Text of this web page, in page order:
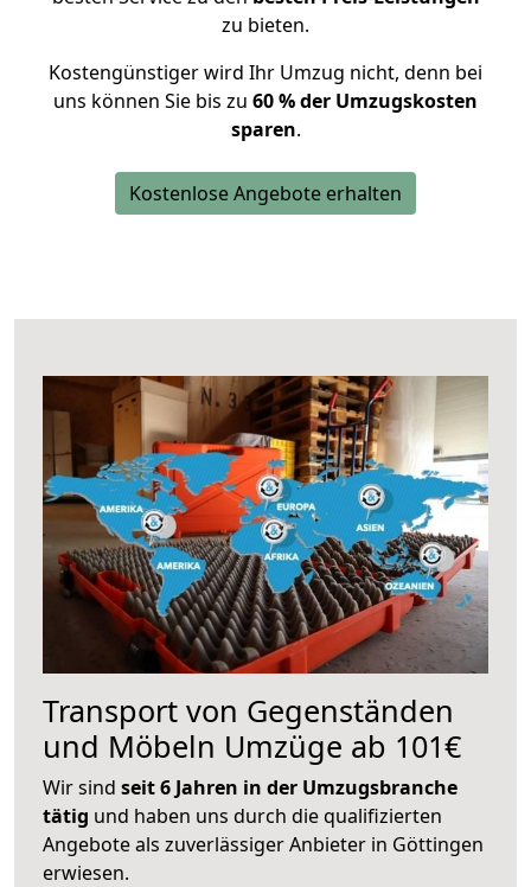
zu bieten.
Kostengünstiger wird Ihr Umzug nicht, denn bei
uns können Sie bis zu 60 % der Umzugskosten
sparen.
Kostenlose Angebote erhalten
Transport von Gegenständen
und Möbeln Umzüge ab 101€
Wir sind seit 6 Jahren in der Umzugsbranche
tätig und haben uns durch die qualifizierten
Angebote als zuverlässiger Anbieter in Göttingen
erwiesen.